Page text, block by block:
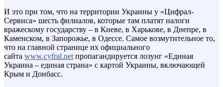
И это при том, что на территории Украины у «Цифрал-
Сервиса» шесть филиалов, которые там платят налоги
вражескому государству – в Киеве, в Харькове, в Днепре, в
Каменском, в Запорожье, в Одессе. Самое возмутительное то,
что на главной странице их официального
сайта www.cyfral.net пропагандируется лозунг «Единая
Украина – единая страна» с картой Украины, включающей
Крым и Донбасс.